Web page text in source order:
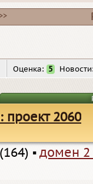
Оценка: 5
2060
(164) ▪ домен 2